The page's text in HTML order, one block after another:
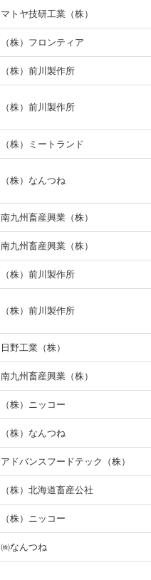
マトヤ技研工業（株）
（株）フロンティア
（株）前川製作所
（株）前川製作所
（株）ミートランド
（株）なんつね
南九州畜産興業（株）
南九州畜産興業（株）
（株）前川製作所
（株）前川製作所
日野工業（株）
南九州畜産興業（株）
（株）ニッコー
（株）なんつね
アドバンスフードテック（株）
（株）北海道畜産公社
（株）ニッコー
㈱なんつね